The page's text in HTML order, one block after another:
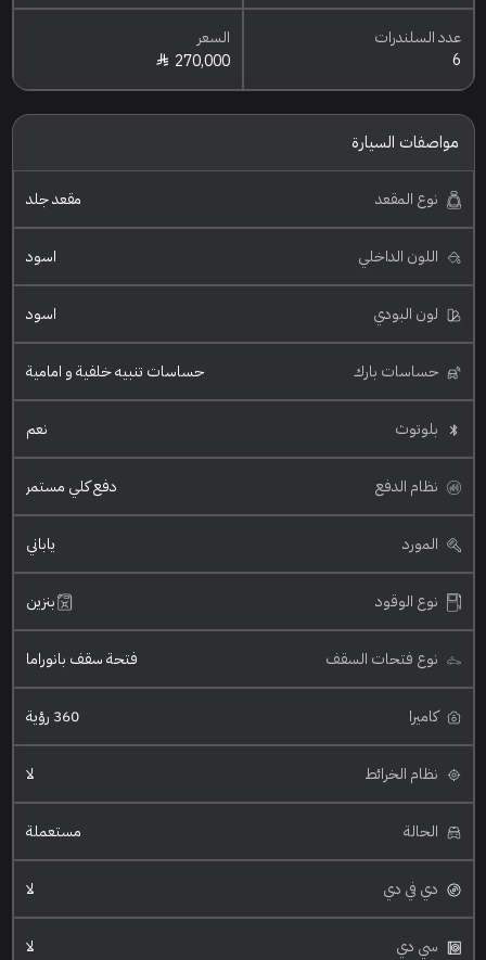
عدد السلندرات
6
السعر
270,000
مواصفات السيارة
نوع المقعد مقعد جلد
اللون الداخلي اسود
لون البودي اسود
حساسات بارك حساسات تنبيه خلفية و امامية
بلوتوث نعم
نظام الدفع دفع كلي مستمر
المورد ياباني
نوع الوقود بنزين
نوع فتحات السقف فتحة سقف بانوراما
كاميرا 360 رؤية
نظام الخرائط لا
الحالة مستعملة
دي في دي لا
سي دي لا